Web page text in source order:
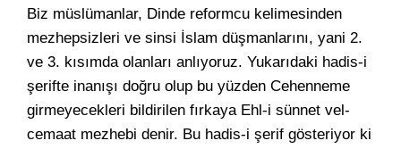
Biz müslümanlar, Dinde reformcu kelimesinden
mezhepsizleri ve sinsi İslam düşmanlarını, yani 2.
ve 3. kısımda olanları anlıyoruz. Yukarıdaki hadis-i
şerifte inanışı doğru olup bu yüzden Cehenneme
girmeyecekleri bildirilen fırkaya Ehl-i sünnet vel-
cemaat mezhebi denir. Bu hadis-i şerif gösteriyor ki